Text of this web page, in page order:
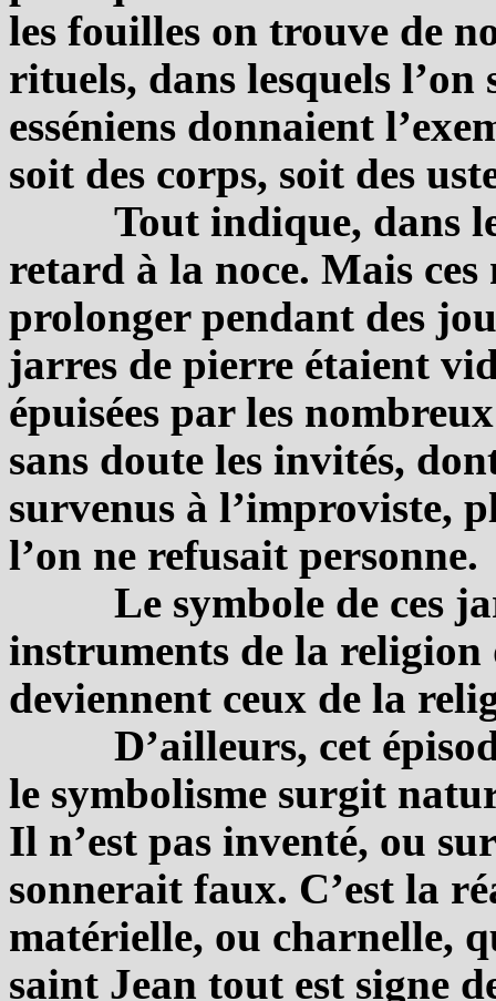
les fouilles on trouve de
rituels, dans lesquels l’on
esséniens donnaient
soit des corps, soit des
Tout indique, dans
retard à la noce. Mais ces
prolonger pendant des
jarres de pierre étaient
épuisées par les
sans doute les invités,
survenus à l’improviste,
l’on ne refusait personne.
Le symbole de ces
instruments de la religion
deviennent ceux de la
D’ailleurs, cet
le symbolisme surgit
Il n’est pas inventé, ou
sonnerait faux. C’est la
matérielle, ou charnelle,
saint Jean tout est signe